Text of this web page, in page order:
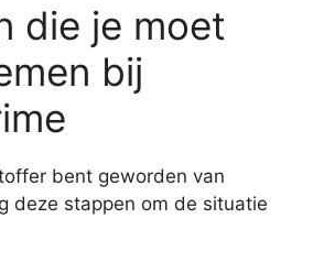
die je moet
bij
bent geworden van
deze stappen om de situatie